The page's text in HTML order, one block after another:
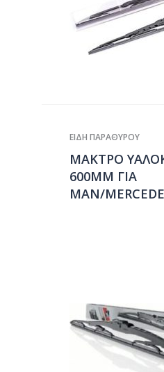
ΕΙΔΗ ΠΑΡΑΘΥΡΟΥ
ΜΑΚΤΡΟ
600ΜΜ ΓΙΑ
ΜΑΝ/